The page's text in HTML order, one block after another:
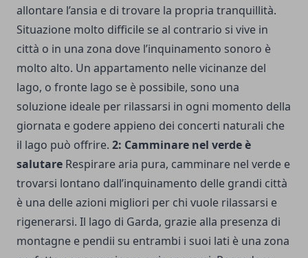
allontare l’ansia e di trovare la propria tranquillità.
Situazione molto difficile se al contrario si vive in
città o in una zona dove l’inquinamento sonoro è
molto alto. Un appartamento nelle vicinanze del
lago, o fronte lago se è possibile, sono una
soluzione ideale per rilassarsi in ogni momento della
giornata e godere appieno dei concerti naturali che
il lago può offrire. 2: Camminare nel verde è
salutare Respirare aria pura, camminare nel verde e
trovarsi lontano dall’inquinamento delle grandi città
è una delle azioni migliori per chi vuole rilassarsi e
rigenerarsi. Il lago di Garda, grazie alla presenza di
montagne e pendii su entrambi i suoi lati è una zona